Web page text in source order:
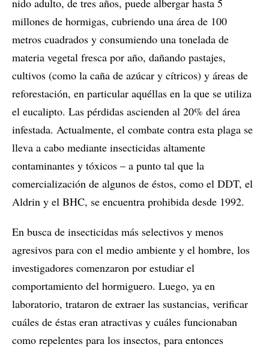
nido adulto, de tres años, puede albergar hasta 5
millones de hormigas, cubriendo una área de 100
metros cuadrados y consumiendo una tonelada de
materia vegetal fresca por año, dañando pastajes,
cultivos (como la caña de azúcar y cítricos) y áreas de
reforestación, en particular aquéllas en la que se utiliza
el eucalipto. Las pérdidas ascienden al 20% del área
infestada. Actualmente, el combate contra esta plaga se
lleva a cabo mediante insecticidas altamente
contaminantes y tóxicos – a punto tal que la
comercialización de algunos de éstos, como el DDT, el
Aldrin y el BHC, se encuentra prohibida desde 1992.
En busca de insecticidas más selectivos y menos
agresivos para con el medio ambiente y el hombre, los
investigadores comenzaron por estudiar el
comportamiento del hormiguero. Luego, ya en
laboratorio, trataron de extraer las sustancias, verificar
cuáles de éstas eran atractivas y cuáles funcionaban
como repelentes para los insectos, para entonces